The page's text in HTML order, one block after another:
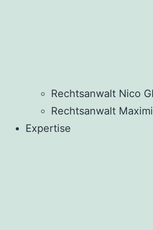
Rechtsanwalt Nico
Rechtsanwalt
Expertise